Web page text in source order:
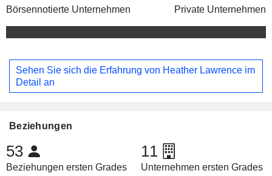
Börsennotierte Unternehmen Private Unternehmen
Sehen Sie sich die Erfahrung von Heather Lawrence im
Detail an
Beziehungen
53
Beziehungen ersten Grades
11
Unternehmen ersten Grades